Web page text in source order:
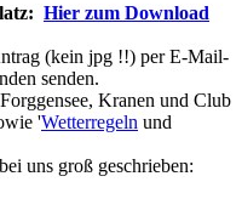
Hier zum Download
(kein jpg !!) per E-Mail-
senden.
Kranen und Club
'Wetterregeln und
uns groß geschrieben: